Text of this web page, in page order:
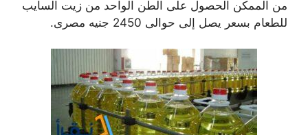
من الممكن الحصول على الطن الواحد من زيت السايب
للطعام بسعر يصل إلى حوالى 2450 جنيه مصرى.